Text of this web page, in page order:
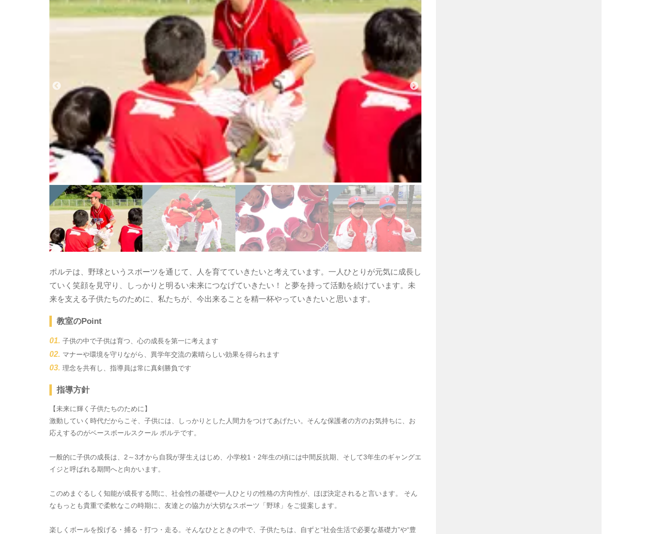
ポルテは、野球というスポーツを通じて、人を育てていきたいと考えています。一人ひとりが元気に成長し
ていく笑顔を見守り、しっかりと明るい未来につなげていきたい！ と夢を持って活動を続けています。未
来を支える子供たちのために、私たちが、今出来ることを精一杯やっていきたいと思います。
教室のPoint
子供の中で子供は育つ、心の成長を第一に考えます
マナーや環境を守りながら、異学年交流の素晴らしい効果を得られます
理念を共有し、指導員は常に真剣勝負です
指導方針
【未来に輝く子供たちのために】
激動していく時代だからこそ、子供には、しっかりとした人間力をつけてあげたい。そんな保護者の方のお気持ちに、お
応えするのがベースボールスクール ポルテです。
一般的に子供の成長は、2～3才から自我が芽生えはじめ、小学校1・2年生の頃には中間反抗期、そして3年生のギャングエ
イジと呼ばれる期間へと向かいます。
このめまぐるしく知能が成長する間に、社会性の基礎や一人ひとりの性格の方向性が、ほぼ決定されると言います。 そん
なもっとも貴重で柔軟なこの時期に、友達との協力が大切なスポーツ「野球」をご提案します。
楽しくボールを投げる・捕る・打つ・走る。そんなひとときの中で、子供たちは、自ずと“社会生活で必要な基礎力”や“豊